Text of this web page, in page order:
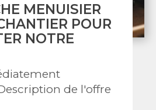
MAÇONNERIE
Quelques ouvrages 2024 –
Hague - Le Cotentin
LIRE +